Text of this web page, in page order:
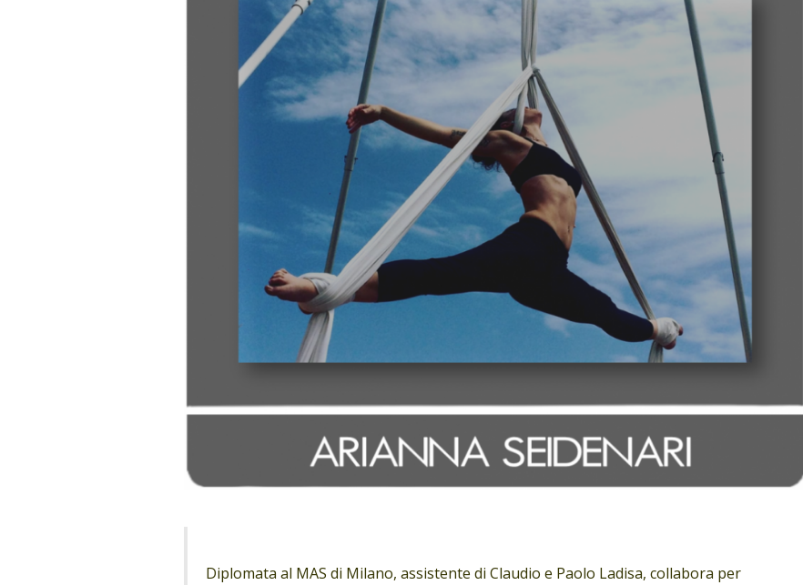
Diplomata al MAS di Milano, assistente di Claudio e Paolo Ladisa, collabora per